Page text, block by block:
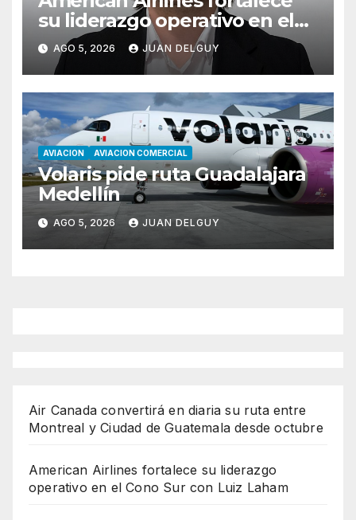
su liderazgo operativo en el
Cono Sur con Luiz Laham
AGO 5, 2026 JUAN DELGUY
AVIACION AVIACION COMERCIAL
Volaris pide ruta Guadalajara
Medellín
AGO 5, 2026 JUAN DELGUY
Air Canada convertirá en diaria su ruta entre
Montreal y Ciudad de Guatemala desde octubre
American Airlines fortalece su liderazgo
operativo en el Cono Sur con Luiz Laham